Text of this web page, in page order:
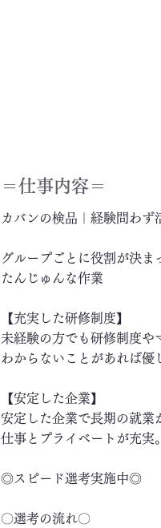
＝​仕事内容＝
カバンの検品｜経験問わず
グループごとに役割が決ま
たんじゅんな作業
【充実した研修制度】
未経験の方でも研修制度や
わからないことがあれば優
【安定した企業】
安定した企業で長期の就業
仕事とプライベートが充実。
◎スピード選考実施中◎
〇選考の流れ〇